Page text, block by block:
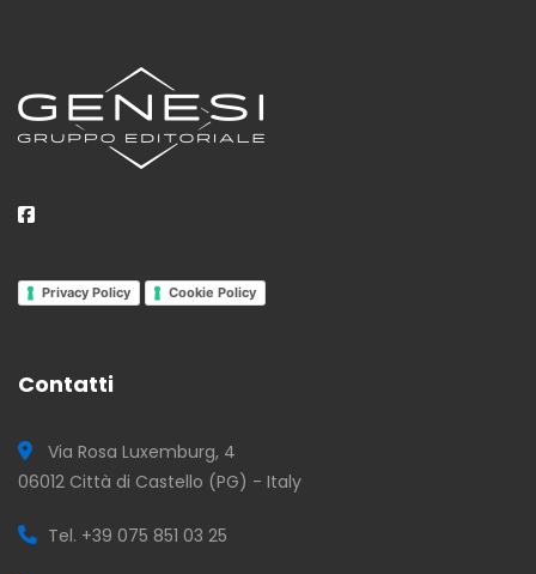
Privacy Policy Cookie Policy
Contatti
Via Rosa Luxemburg, 4
06012 Città di Castello (PG) - Italy
Tel. +39 075 851 03 25